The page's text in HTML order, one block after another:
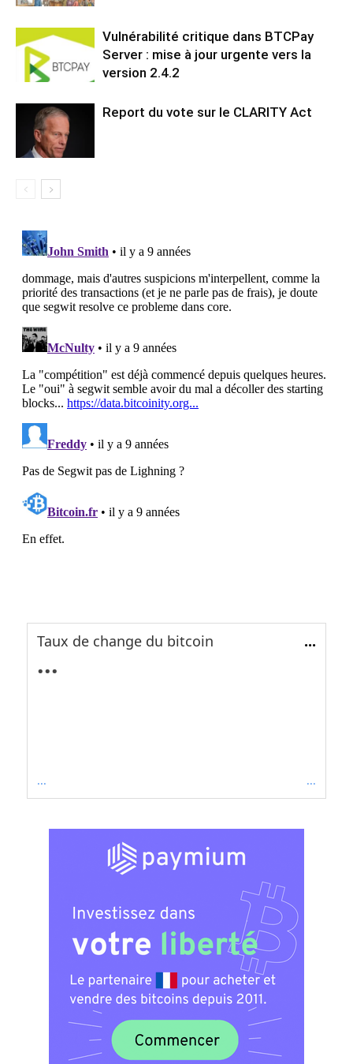
Vulnérabilité critique dans BTCPay
Server : mise à jour urgente vers la
version 2.4.2
Report du vote sur le CLARITY Act
Taux de change du bitcoin ...
...
... ...